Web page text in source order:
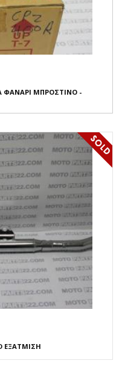
ΦΑΝΑΡΙ ΜΠΡΟΣΤΙΝΟ -
ΕΞΑΤΜΙΣΗ